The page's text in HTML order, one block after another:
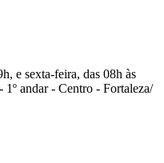
e sexta-feira, das 08h às
andar - Centro - Fortaleza/